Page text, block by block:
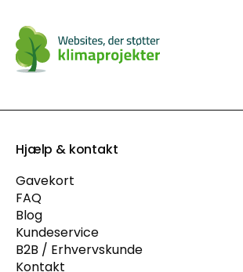
Hjælp & kontakt
Gavekort
FAQ
Blog
Kundeservice
B2B / Erhvervskunde
Kontakt